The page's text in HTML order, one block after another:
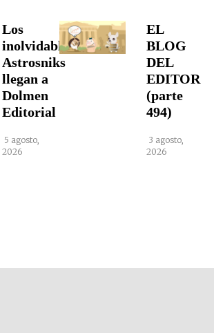
Los
inolvidables
Astrosniks
llegan a
Dolmen
Editorial
5 agosto,
2026
EL
BLOG
DEL
EDITOR
(parte
494)
3 agosto,
2026